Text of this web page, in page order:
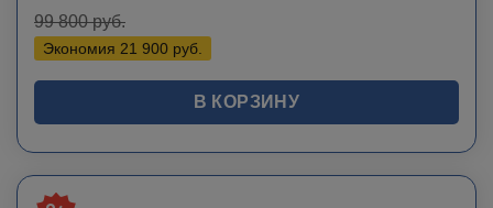
99 800руб.
Экономия 21 900 руб.
В КОРЗИНУ